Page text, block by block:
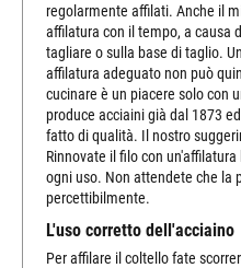
regolarmente affilati. Anche il
affilatura con il tempo, a causa
tagliare o sulla base di taglio.
affilatura adeguato non può
cucinare è un piacere solo con
produce acciaini già dal 1873
fatto di qualità. Il nostro
Rinnovate il filo con
ogni uso. Non attendete che la
percettibilmente.
L'uso corretto dell'acciaino
Per affilare il coltello fate